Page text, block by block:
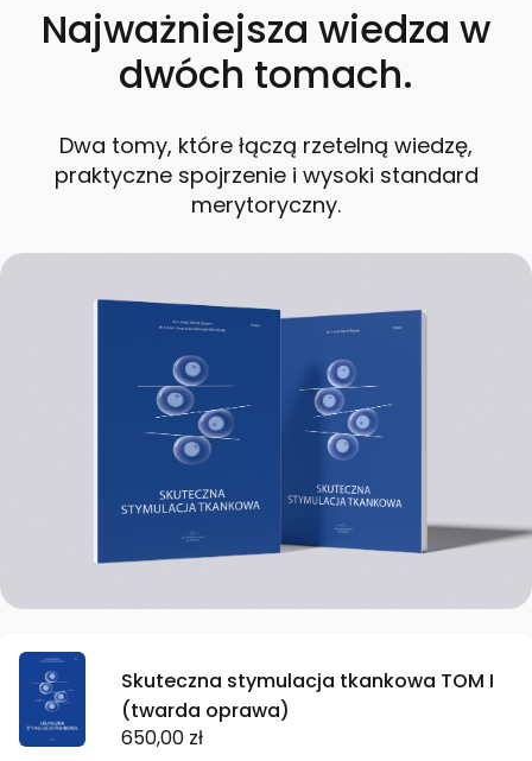
Najważniejsza wiedza w
dwóch tomach.
Dwa tomy, które łączą rzetelną wiedzę,
praktyczne spojrzenie i wysoki standard
merytoryczny.
Skuteczna stymulacja tkankowa TOM I
(twarda oprawa)
650,00 zł